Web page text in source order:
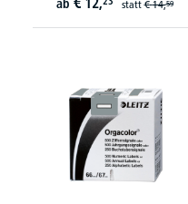
ab statt€ 14,59